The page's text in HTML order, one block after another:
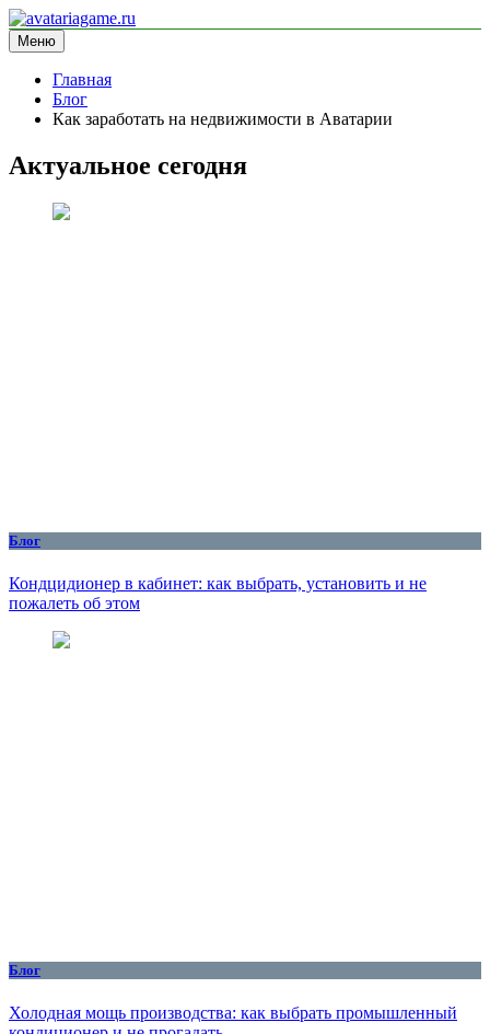
Перейти
к
содержимому
avatariagame.ru
информационный сайт
Меню
Главная
Блог
Как заработать на недвижимости в Аватарии
Актуальное сегодня
Блог
Кондцидионер в кабинет: как выбрать, установить и не
пожалеть об этом
Блог
Холодная мощь производства: как выбрать промышленный